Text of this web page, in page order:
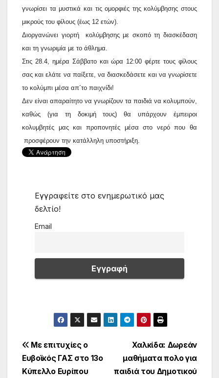
γνωρίσει τα μυστικά και τις ομορφιές της κολύμβησης στους
μικρούς του φίλους (έως 12 ετών).
Διοργανώνει γιορτή κολύμβησης με σκοπό τη διασκέδαση
και τη γνωριμία με το άθλημα.
Στις 28.4, ημέρα Σάββατο και ώρα 12:00 φέρτε τους φίλους
σας και ελάτε να παίξετε, να διασκεδάσετε και να γνωρίσετε
το κολύμπι μέσα απ´το παιχνίδι!
Δεν είναι απαραίτητο να γνωρίζουν τα παιδιά να κολυμπούν,
καθώς (για τη δοκιμή τους) θα υπάρχουν έμπειροι
κολυμβητές μας και προπονητές μέσα στο νερό που θα
προσφέρουν την κατάλληλη υποστήριξη.
Εγγραφείτε στο ενημερωτικό μας
δελτίο!
Email
Πλοήγηση
άρθρων
Χαλκίδα: Δωρεάν
μαθήματα πολο για
παιδιά του Δημοτικού
Με επιτυχίες ο
Ευβοϊκός ΓΑΣ στο 13ο
Κύπελλο Ευρίπου